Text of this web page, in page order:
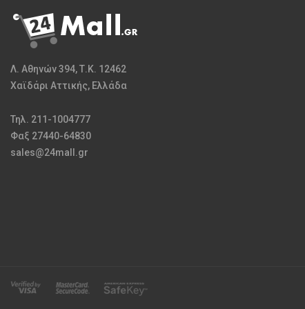
Λ. Αθηνών 394, Τ.Κ. 12462
Χαϊδάρι Αττικής, Ελλάδα
Τηλ. 211-1004777
Φαξ 27440-64830
sales@24mall.gr